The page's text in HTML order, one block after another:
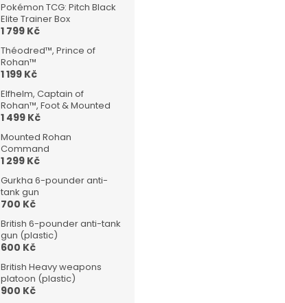
Pokémon TCG: Pitch Black
Elite Trainer Box
1 799 Kč
Théodred™, Prince of
Rohan™
1 199 Kč
Elfhelm, Captain of
Rohan™, Foot & Mounted
1 499 Kč
Mounted Rohan
Command
1 299 Kč
Gurkha 6-pounder anti-
tank gun
700 Kč
British 6-pounder anti-tank
gun (plastic)
600 Kč
British Heavy weapons
platoon (plastic)
900 Kč